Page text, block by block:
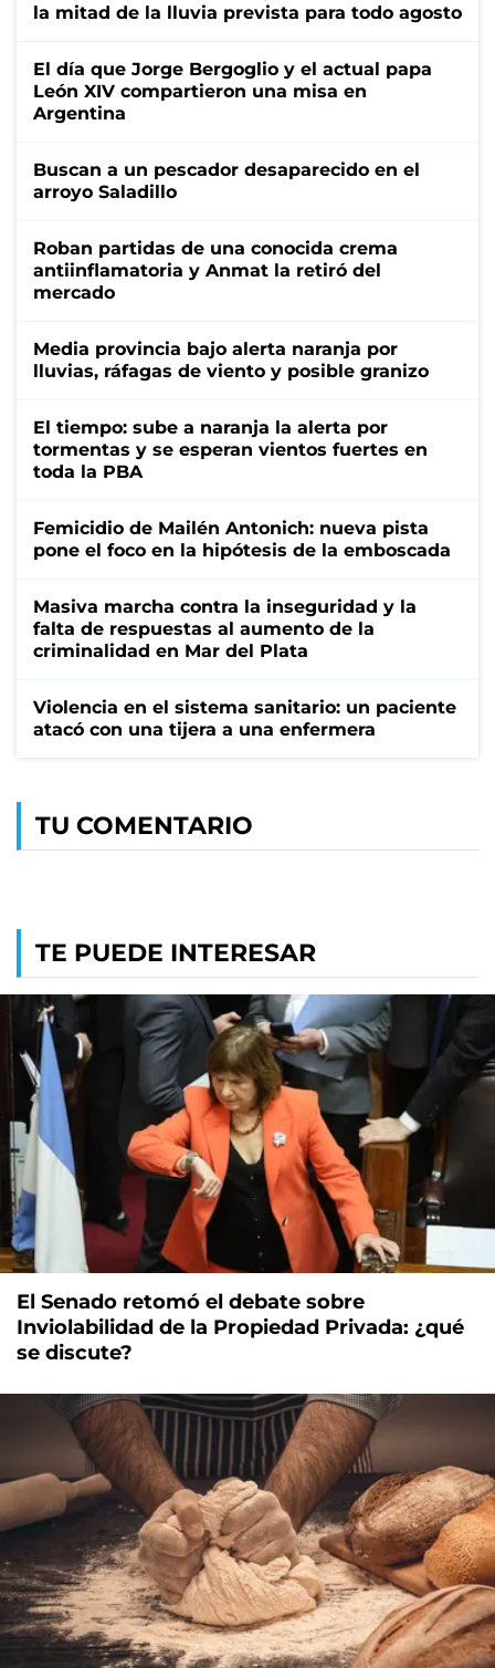
la mitad de la lluvia prevista para todo agosto
El día que Jorge Bergoglio y el actual papa
León XIV compartieron una misa en
Argentina
Buscan a un pescador desaparecido en el
arroyo Saladillo
Roban partidas de una conocida crema
antiinflamatoria y Anmat la retiró del
mercado
Media provincia bajo alerta naranja por
lluvias, ráfagas de viento y posible granizo
El tiempo: sube a naranja la alerta por
tormentas y se esperan vientos fuertes en
toda la PBA
Femicidio de Mailén Antonich: nueva pista
pone el foco en la hipótesis de la emboscada
Masiva marcha contra la inseguridad y la
falta de respuestas al aumento de la
criminalidad en Mar del Plata
Violencia en el sistema sanitario: un paciente
atacó con una tijera a una enfermera
TU COMENTARIO
TE PUEDE INTERESAR
El Senado retomó el debate sobre
Inviolabilidad de la Propiedad Privada: ¿qué
se discute?